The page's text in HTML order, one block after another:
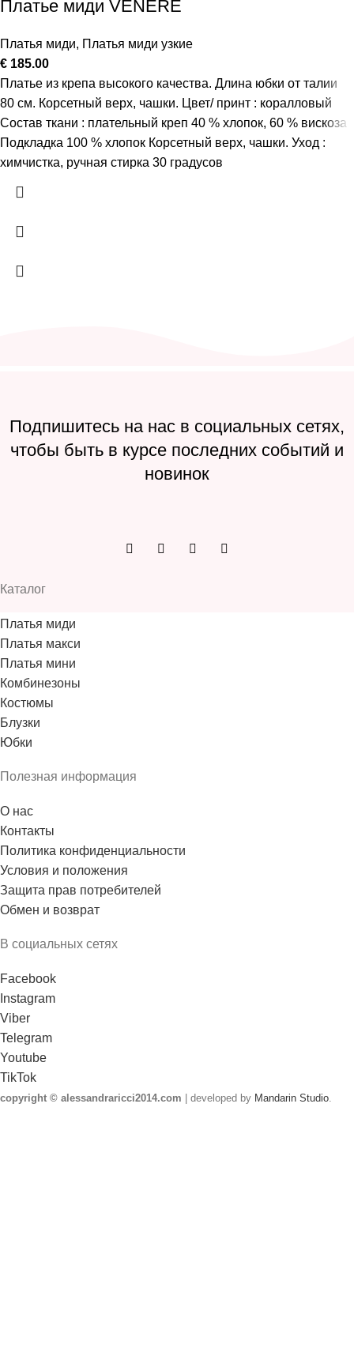
Платье миди VENERE
Платья миди, Платья миди узкие
€ 185.00
Платье из крепа высокого качества. Длина юбки от талии
80 см. Корсетный верх, чашки. Цвет/ принт : коралловый
Состав ткани : плательный креп 40 % хлопок, 60 % вискоза
Подкладка 100 % хлопок Корсетный верх, чашки. Уход :
химчистка, ручная стирка 30 градусов
Подпишитесь на нас в социальных сетях,
чтобы быть в курсе последних событий и
новинок
Каталог
Платья миди
Платья макси
Платья мини
Комбинезоны
Костюмы
Блузки
Юбки
Полезная информация
О нас
Контакты
Политика конфиденциальности
Условия и положения
Защита прав потребителей
Обмен и возврат
В социальных сетях
Facebook
Instagram
Viber
Telegram
Youtube
TikTok
copyright © alessandraricci2014.com | developed by Mandarin Studio